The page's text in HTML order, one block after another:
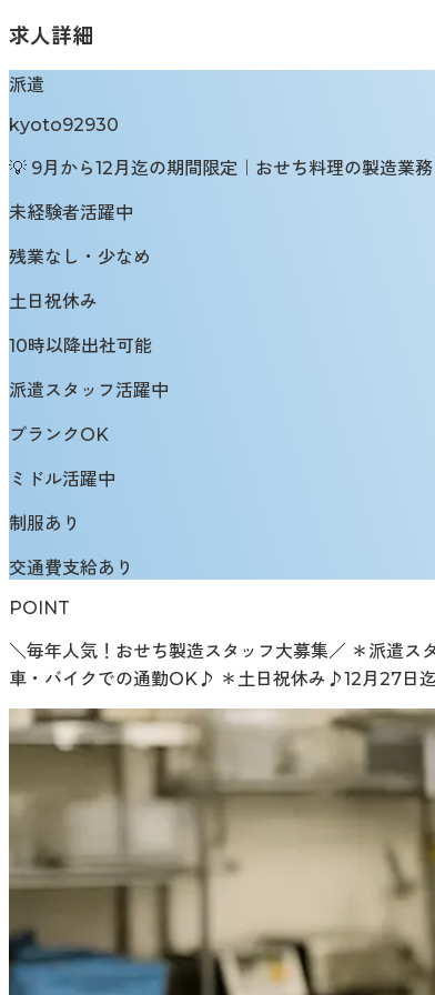
求人詳細
派遣
kyoto92930
💡 9月から12月迄の期間限定｜おせち料理の製造業
未経験者活躍中
残業なし・少なめ
土日祝休み
10時以降出社可能
派遣スタッフ活躍中
ブランクOK
ミドル活躍中
制服あり
交通費支給あり
POINT
＼毎年人気！おせち製造スタッフ大募集／ ＊派遣
車・バイクでの通勤OK♪ ＊土日祝休み♪12月27日